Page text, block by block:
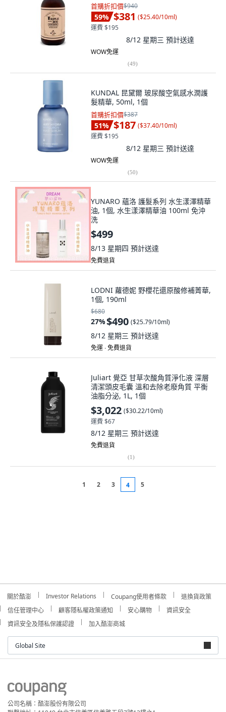
首購折扣價$940
59% $381 ($25.40/10ml)
運費 $195
8/12 星期三 預計送達
WOW免運
(49)
KUNDAL 昆黛爾 玻尿酸空氣感水潤護
髮精華, 50ml, 1個
首購折扣價$387
51% $187 ($37.40/10ml)
運費 $195
8/12 星期三 預計送達
WOW免運
(50)
YUNARO 蘊洛 護髮系列 水生漾澤精華
油, 1個, 水生漾澤精華油 100ml 免沖
洗
$499
8/13 星期四 預計送達
免費退貨
LODNI 蘿德妮 野櫻花還原酸修補菁華,
1個, 190ml
$680
27%$490 ($25.79/10ml)
8/12 星期三 預計送達
免運 ∙ 免費退貨
Juliart 覺亞 甘草次酸角質淨化液 深層
清潔頭皮毛囊 溫和去除老廢角質 平衡
油脂分泌, 1L, 1個
$3,022 ($30.22/10ml)
運費 $67
8/12 星期三 預計送達
免費退貨
(1)
1 2 3 4 5
關於酷澎 Investor Relations Coupang使用者條款
退換貨政策
信任管理中心
顧客隱私權政策通知 安心購物
資訊安全
資訊安全及隱私保護認證
加入酷澎商城
Global Site
公司名稱：酷澎股份有限公司